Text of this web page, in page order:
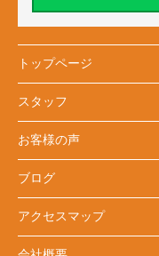
トップページ
スタッフ
お客様の声
ブログ
アクセスマップ